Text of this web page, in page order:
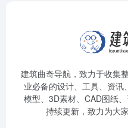
建筑曲奇导航 ，致力于收集
业必备的设计、工具、资
模型、3D素材、CAD图纸
持续更新，致力为大